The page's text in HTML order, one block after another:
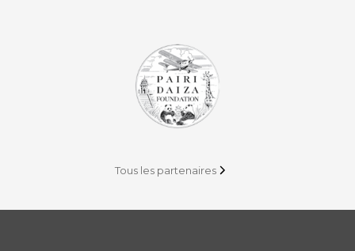
Tous les partenaires